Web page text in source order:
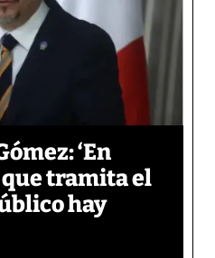
‘En
tramita el
hay